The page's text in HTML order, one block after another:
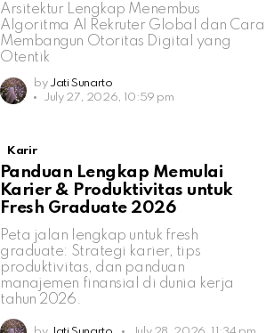
Arsitektur Lengkap Menembus
Algoritma AI Rekruter Global dan Cara
Membangun Otoritas Digital yang
Otentik
by Jati Sunarto
July 27, 2026, 10:59 pm
Karir
Panduan Lengkap Memulai
Karier & Produktivitas untuk
Fresh Graduate 2026
Peta jalan lengkap untuk fresh
graduate: Strategi karier, tips
produktivitas, dan panduan
manajemen finansial di dunia kerja
tahun 2026.